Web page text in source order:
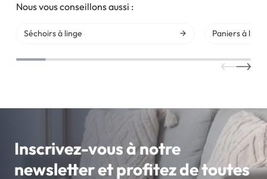
Nous vous conseillons aussi :
Séchoirs à linge Paniers à linge
Inscrivez-vous à notre
newsletter et profitez de toutes